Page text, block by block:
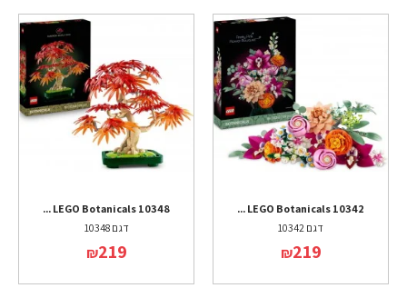
LEGO Botanicals 10342 ...
דגם 10342
₪219
LEGO Botanicals 10348 ...
דגם 10348
₪219